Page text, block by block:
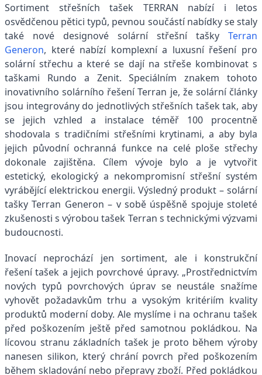
Sortiment střešních tašek TERRAN nabízí i letos
osvědčenou pětici typů, pevnou součástí nabídky se staly
také nové designové solární střešní tašky Terran
Generon, které nabízí komplexní a luxusní řešení pro
solární střechu a které se dají na střeše kombinovat s
taškami Rundo a Zenit. Speciálním znakem tohoto
inovativního solárního řešení Terran je, že solární články
jsou integrovány do jednotlivých střešních tašek tak, aby
se jejich vzhled a instalace téměř 100 procentně
shodovala s tradičními střešními krytinami, a aby byla
jejich původní ochranná funkce na celé ploše střechy
dokonale zajištěna. Cílem vývoje bylo a je vytvořit
estetický, ekologický a nekompromisní střešní systém
vyrábějící elektrickou energii. Výsledný produkt – solární
tašky Terran Generon – v sobě úspěšně spojuje stoleté
zkušenosti s výrobou tašek Terran s technickými výzvami
budoucnosti.
Inovací neprochází jen sortiment, ale i konstrukční
řešení tašek a jejich povrchové úpravy. „Prostřednictvím
nových typů povrchových úprav se neustále snažíme
vyhovět požadavkům trhu a vysokým kritériím kvality
produktů moderní doby. Ale myslíme i na ochranu tašek
před poškozením ještě před samotnou pokládkou. Na
lícovou stranu základních tašek je proto během výroby
nanesen silikon, který chrání povrch před poškozením
během skladování nebo přepravy zboží. Před pokládkou